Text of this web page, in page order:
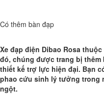
Có thêm bàn đạp
Xe đạp điện Dibao Rosa
đó, chúng được trang bị
thiết kế trợ lực hiện đại. Bạn
phao cứu sinh lý tưởng trong
ngột.